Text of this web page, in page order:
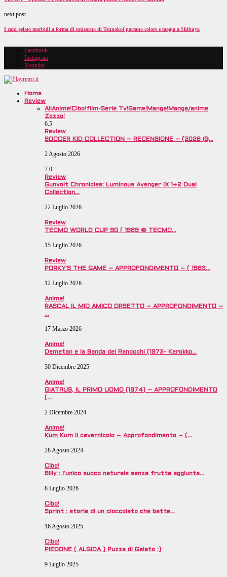
next post
I coni gelato morbidi a forma di unicorno di Tsunokoi portano colore e magia a Shibuya
Facebook
Instagram
Youtube
Home
Review
All Anime!Cibo!film-Serie Tv!Game!Manga!Manga/anime
Zozzo!
6.5
Review
SOCCER KID COLLECTION – RECENSIONE – (2026 @…
2 Agosto 2026
7.0
Review
Gunvolt Chronicles: Luminous Avenger iX 1+2 Dual
Collection…
22 Luglio 2026
Review
TECMO WORLD CUP 90 ( 1989 © TECMO…
15 Luglio 2026
Review
PORKY’S THE GAME – APPROFONDIMENTO – ( 1983…
12 Luglio 2026
Anime!
RASCAL IL MIO AMICO ORSETTO – APPROFONDIMENTO –
…
17 Marzo 2026
Anime!
Demetan e la Banda dei Ranocchi (1973- Kerokko…
30 Dicembre 2025
Anime!
GIATRUS, IL PRIMO UOMO (1974) – APPROFONDIMENTO
(…
2 Dicembre 2024
Anime!
Kum Kum il cavernicolo – Approfondimento – (…
28 Agosto 2024
Cibo!
Billy : l’unico succo naturale senza frutta aggiunta…
8 Luglio 2026
Cibo!
Sprint : storia di un cioccolato che batte…
16 Agosto 2025
Cibo!
PIEDONE ( ALGIDA ) Puzza di Gelato :)
9 Luglio 2025